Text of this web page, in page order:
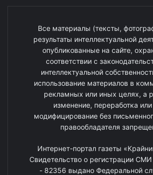
Все материалы (тексты,
результаты интеллектуальной
опубликованные на сайте,
соответствии с
интеллектуальной
использование материалов в
рекламных или иных целях, а
изменение, переработка
модифицирование без
правообладателя
Интернет-портал газеты
Свидетельство о регистрации
- 82356 выдано Федеральной